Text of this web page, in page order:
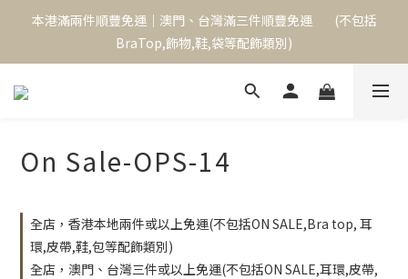
本港滿兩件順豐免運｜澳門、台灣滿三件順豐免運        (不包括
BraTop,飾物,鞋,袋等配飾類別)
本港滿兩件順豐免運｜澳門、台灣滿三件順豐免運        (不包括
BraTop,飾物,鞋,袋等配飾類別)
單次消費滿$1000,可成為永久VIP,下次購物起享9折優惠
本港滿兩件順豐免運｜澳門、台灣滿三件順豐免運        (不包括
BraTop,飾物,鞋,袋等配飾類別)
On Sale-OPS-14
全店，香港本地兩件或以上免運(不包括ON SALE,Bra top, 耳
環,皮帶,鞋,包等配飾類別)
全店，澳門、台灣三件或以上免運(不包括ON SALE,耳環,皮帶,